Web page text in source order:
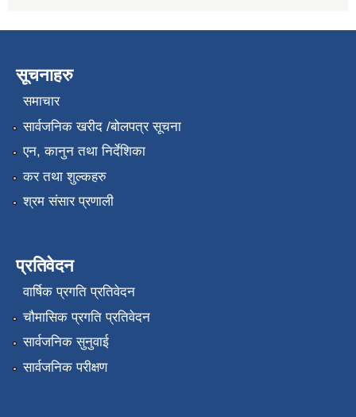
सूचनाहरु
समाचार
सार्वजनिक खरीद /बोलपत्र सूचना
एन, कानुन तथा निर्देशिका
कर तथा शुल्कहरु
श्रम संसार प्रणाली
प्रतिवेदन
वार्षिक प्रगति प्रतिवेदन
चौमासिक प्रगति प्रतिवेदन
सार्वजनिक सुनुवाई
सार्वजनिक परीक्षण